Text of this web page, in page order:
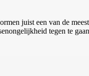
juist een van de
tegen te